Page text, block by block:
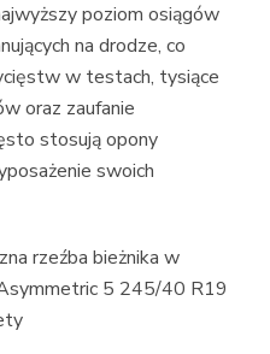
poziom osiągów
na drodze, co
w testach, tysiące
oraz zaufanie
stosują opony
swoich
rzeźba bieżnika w
5 245/40 R19